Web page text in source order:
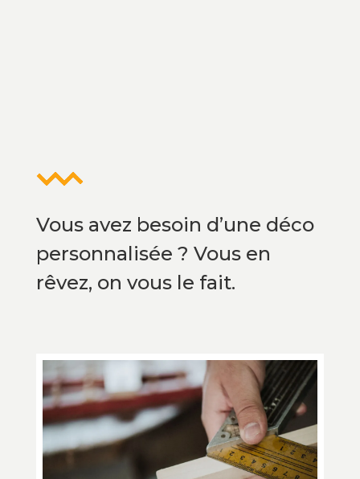
Vous avez besoin d’une déco
personnalisée ? Vous en
rêvez, on vous le fait.